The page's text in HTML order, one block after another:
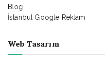
Blog
İstanbul Google Reklam
Web Tasarım